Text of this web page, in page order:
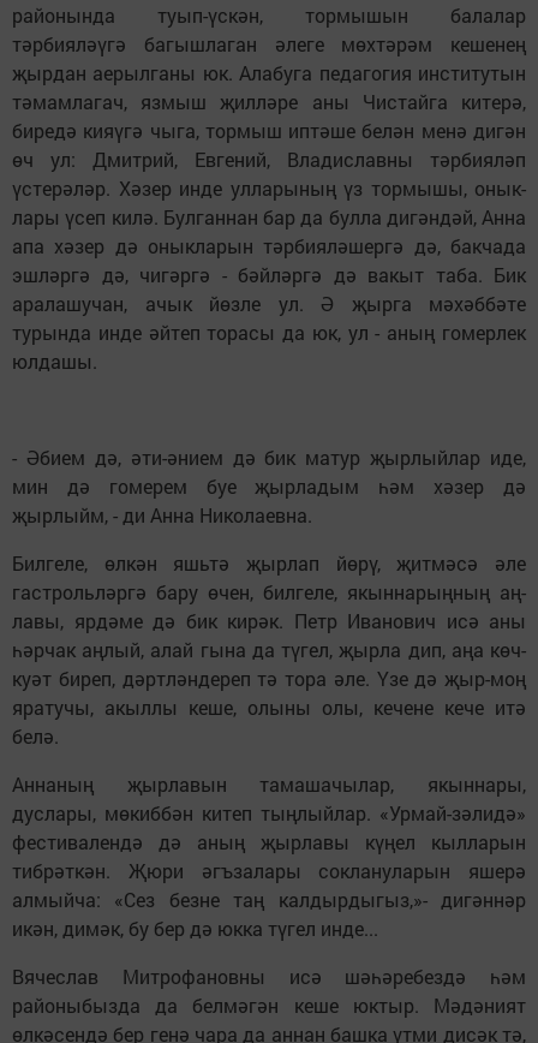
районында туып-үскән, тормышын балалар
тәрбияләүгә багышлаган әлеге мөхтәрәм кешенең
җырдан аерылганы юк. Алабуга педагогия инс­титутын
тәмамлагач, язмыш җилләре аны Чис­тайга китерә,
биредә кияүгә чыга, тормыш иптәше белән менә ди­гән
өч ул: Дмит­рий, Евгений, Влади­славны тәрбияләп
үстерәләр. Хәзер инде улларының үз тормышы, онык­
лары үсеп килә. Булганнан бар да булла дигәндәй, Анна
апа хәзер дә оныкларын тәрбияләшергә дә, бакчада
эшләргә дә, чигәргә - бәйләргә дә вакыт таба. Бик
аралашучан, ачык йөзле ул. Ә җырга мәхәббәте
турында инде әйтеп торасы да юк, ул - аның гомерлек
юлдашы.
- Әбием дә, әти-әнием дә бик матур җырлыйлар иде,
мин дә гомерем буе җырладым һәм хәзер дә
җырлыйм, - ди Анна Николаевна.
Билгеле, өлкән яшьтә җырлап йөрү, җитмәсә әле
гастрольләргә бару өчен, билгеле, якыннарыңның аң­
лавы, ярдәме дә бик кирәк. Петр Иванович исә аны
һәрчак аңлый, алай гына да түгел, җырла дип, аңа көч-
куәт биреп, дәртләндереп тә тора әле. Үзе дә җыр-моң
яратучы, акыллы кеше, олыны олы, кечене кече итә
белә.
Аннаның җыр­лавын тамашачылар, якыннары,
дуслары, мөкиббән китеп тың­лыйлар. «Урмай-зәлидә»
фестивалендә дә аның җырлавы күңел кылларын
тибрәткән. Җюри әгъзалары соклануларын яшерә
алмыйча: «Сез безне таң калдырдыгыз,»- дигән­нәр
икән, димәк, бу бер дә юкка түгел инде...
Вячеслав Митрофановны исә шәһәребездә һәм
районыбызда да белмәгән кеше юктыр. Мәдәният
өлкәсендә бер генә чара да аннан башка үтми дисәк тә,